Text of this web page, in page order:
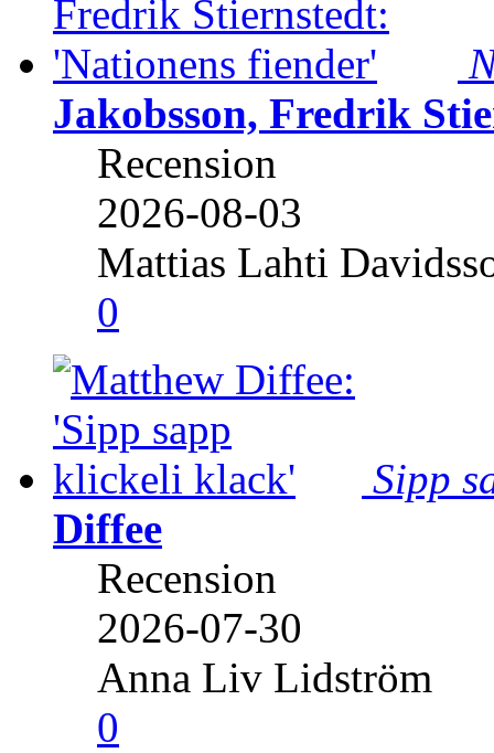
Jakobsson, Fredrik
Recension
2026-08-03
Mattias Lahti
0
Sipp
Diffee
Recension
2026-07-30
Anna Liv Lidström
0